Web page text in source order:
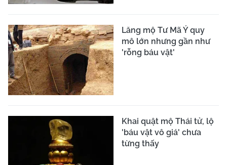
Lăng mộ Tư Mã Ý quy
mô lớn nhưng gần như
'rỗng báu vật'
Khai quật mộ Thái tử, lộ
'báu vật vô giá' chưa
từng thấy